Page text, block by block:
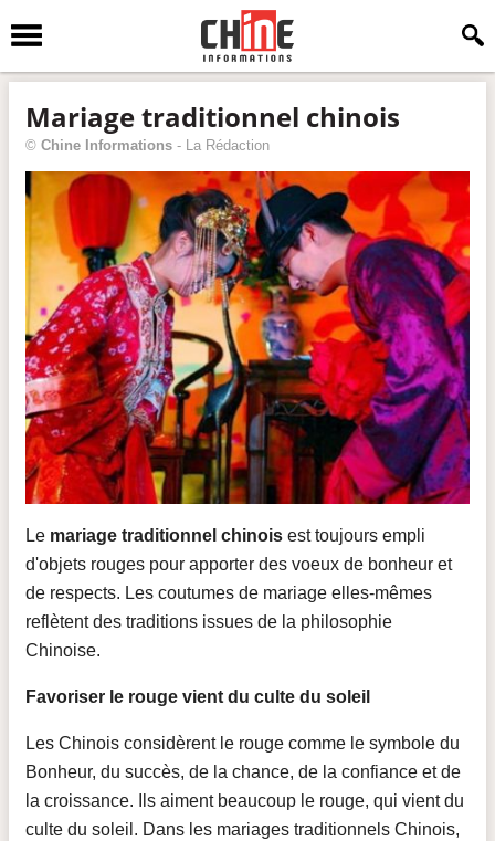
Mariage traditionnel chinois
© Chine Informations - La Rédaction
Le mariage traditionnel chinois est toujours empli
d'objets rouges pour apporter des voeux de bonheur et
de respects. Les coutumes de mariage elles-mêmes
reflètent des traditions issues de la philosophie
Chinoise.
Favoriser le rouge vient du culte du soleil
Les Chinois considèrent le rouge comme le symbole du
Bonheur, du succès, de la chance, de la confiance et de
la croissance. Ils aiment beaucoup le rouge, qui vient du
culte du soleil. Dans les mariages traditionnels Chinois,